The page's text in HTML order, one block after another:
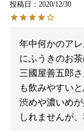
投稿日
2020/12/30
年中何かのア
にふうきのお
三國屋善五郎
も飲みやすいと
渋めや濃いめ
しれませんが